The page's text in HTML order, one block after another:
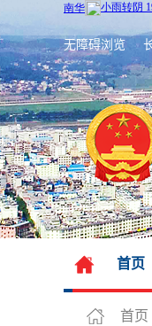
无障碍浏览
首页
首页